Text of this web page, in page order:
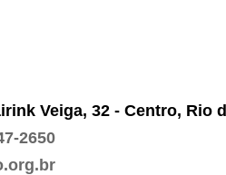
Veiga, 32 - Centro, Rio
2650